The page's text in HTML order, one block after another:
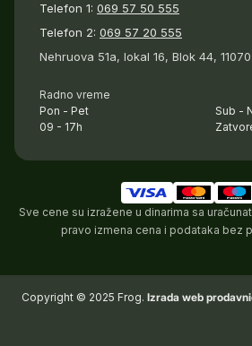
Telefon 1: 069 57 50 555
Telefon 2: 069 57 20 555
Nehruova 51a, lokal 16, Blok 44,
Radno vreme
Pon - Pet
09 - 17h
Sub -
Sve cene su izražene u dinarima sa
pravo izmena cena i podataka bez
Copyright © 2025 Frog. Izrada web